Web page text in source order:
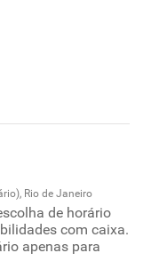
Rio de Janeiro
de horário
com caixa.
apenas para